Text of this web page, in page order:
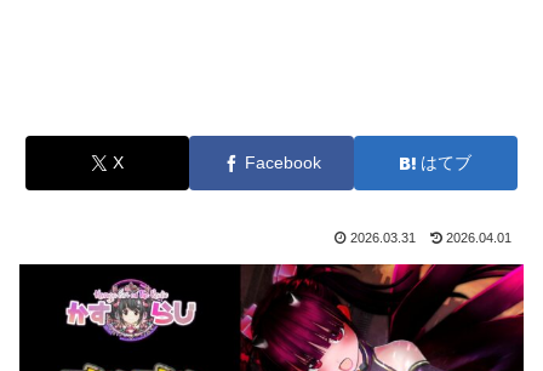
X Facebook はてブ
2026.03.31 2026.04.01